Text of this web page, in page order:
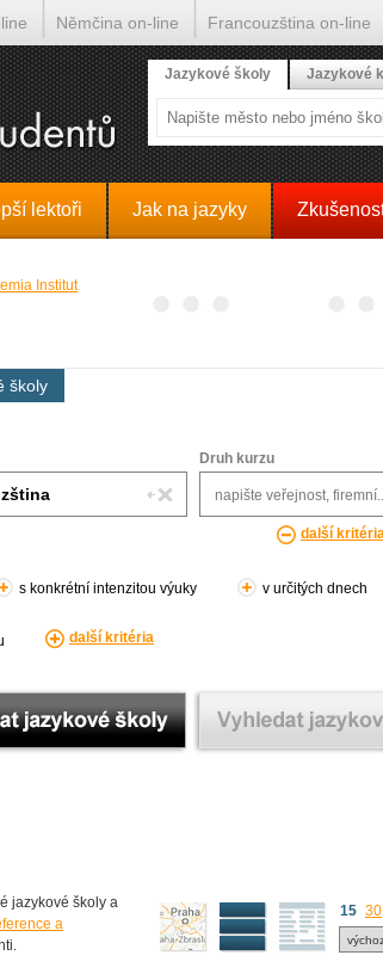
lektoři Jak na jazyky
školy
Druh kurzu
další
s konkrétní intenzitou výuky v určitých dnech
další kritéria
jazykové školy a
a
15 30
Jazykové školy Jazykové
Němčina on-line Francouzština on-line